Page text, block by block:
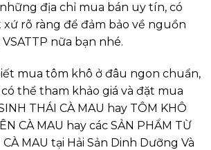
địa chỉ mua bán uy tín, có
rõ ràng để đảm bảo về nguồn
nữa bạn nhé.
mua tôm khô ở đâu ngon chuẩn,
thể tham khảo giá và đặt mua
THÁI CÀ MAU hay TÔM KHÔ
CÀ MAU hay các SẢN PHẨM TỪ
MAU tại Hải Sản Dinh Dưỡng Và